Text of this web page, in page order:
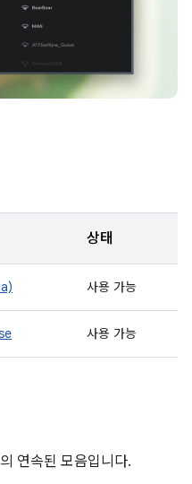
상태
사용 가능
사용 가능
연속된 모음입니다.